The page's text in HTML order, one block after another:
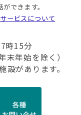
できます。
ービスについて
時15分
末年始を除く）
があります。